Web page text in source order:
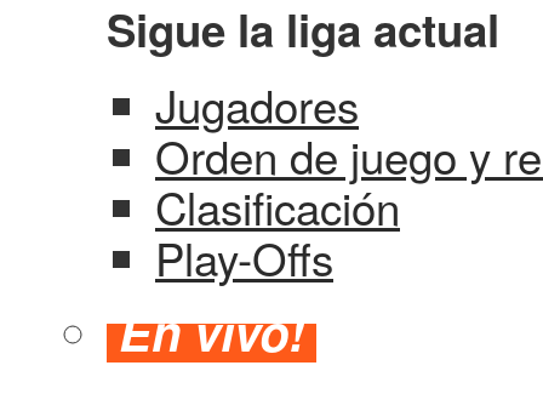
Sigue la liga actual
Jugadores
Orden de juego y
Clasificación
Play-Offs
En vivo!